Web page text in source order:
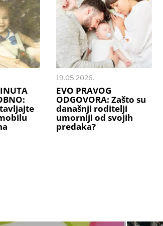
19.05.2026.
EVO PRAVOG
ODGOVORA: Zašto su
današnji roditelji
umorniji od svojih
predaka?